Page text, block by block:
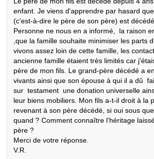
enfant. Je viens d'apprendre par hasard
(c'est-à-dire le père de son père) est
Personne ne nous en a informé,  la raison
,que la famille souhaite minimiser les parts
vivons assez loin de cette famille, les
ancienne famille étaient très limités car
père de mon fils. Le grand-père décédé a
vivants ainsi que son épouse à qui il a dû
sur  testament  une donation universelle
leur biens mobiliers. Mon fils a-t-il droit à la
revenant à son père décédé, si oui sous
quand ? Comment connaître l'héritage
père ?
Merci de votre réponse.
V.R.